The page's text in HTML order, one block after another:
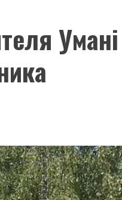
Умані